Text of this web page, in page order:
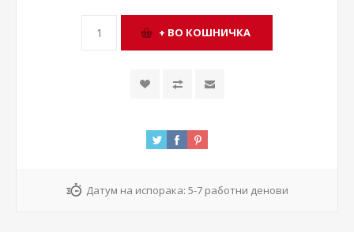
Датум на испорака: 5-7 работни денови